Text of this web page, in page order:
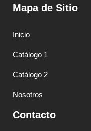
Mapa de Sitio
Inicio
Catálogo 1
Catálogo 2
Nosotros
Contacto